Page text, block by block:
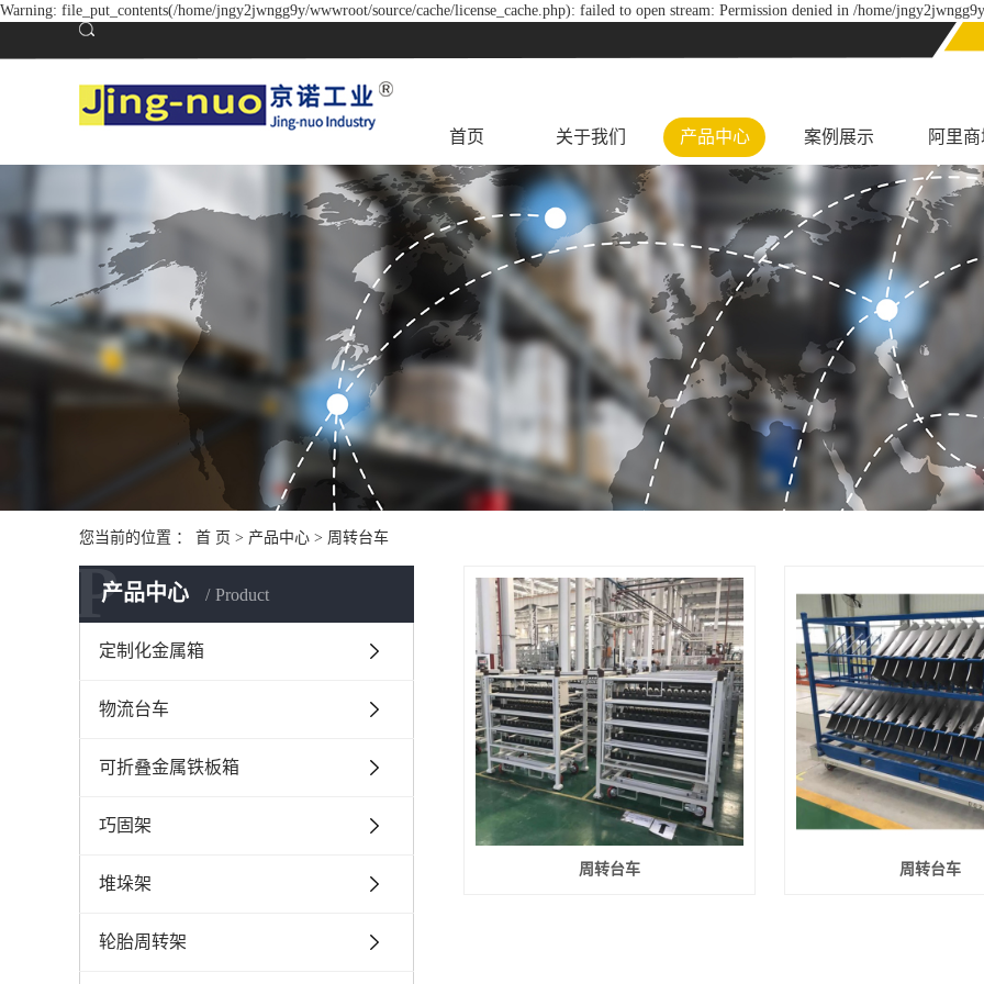
Warning: file_put_contents(/home/jngy2jwngg9y/wwwroot/source/cache/license_cache.php): failed to open stream: Permission denied in /home/
首页 关于我们 产品中心 案例展示 阿里
您当前的位置 ： 首 页 > 产品中心 > 周转台车
产品中心 Product
P
定制化金属箱
物流台车
可折叠金属铁板箱
巧固架
堆垛架
轮胎周转架
周转台车 周转台车